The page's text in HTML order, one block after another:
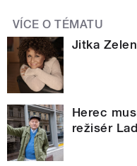
VÍCE O TÉMATU
Jitka
Herec
režisér